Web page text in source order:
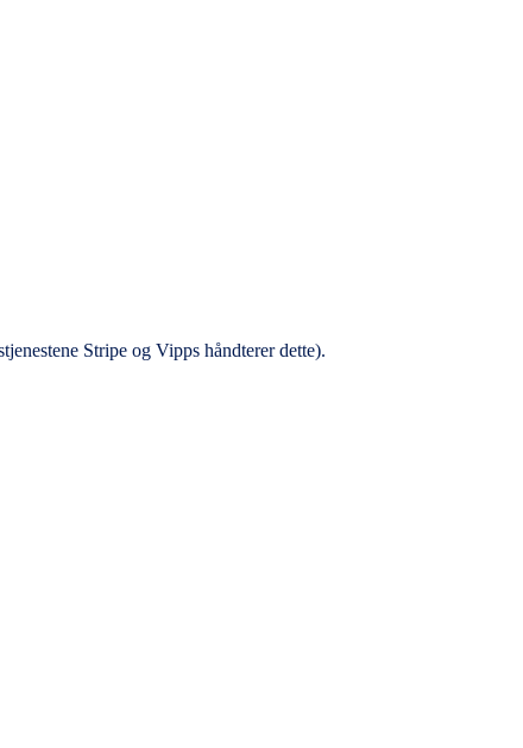
Stripe og Vipps håndterer dette).